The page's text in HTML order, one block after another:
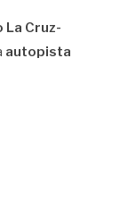
La Cruz-
autopista